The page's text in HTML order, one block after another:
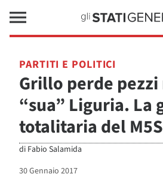
PARTITI E POLITICI
Grillo perde
“sua” Liguria. La
totalitaria del
di Fabio Salamida
30 Gennaio 2017